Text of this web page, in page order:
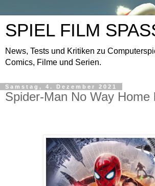
SPIEL FILM
News, Tests und Kritiken zu
Comics, Filme und Serien.
Samstag, 4. Dezember 2021
Spider-Man No Way Home